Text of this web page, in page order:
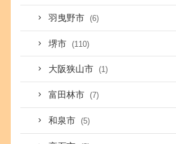
羽曳野市 (6)
堺市 (110)
大阪狭山市 (1)
富田林市 (7)
和泉市 (5)